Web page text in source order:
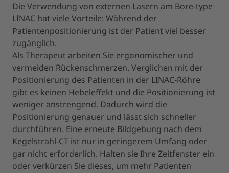
Die Verwendung von externen Lasern am Bore-type
LINAC hat viele Vorteile: Während der
Patientenpositionierung ist der Patient viel besser
zugänglich.
Als Therapeut arbeiten Sie ergonomischer und
vermeiden Rückenschmerzen. Verglichen mit der
Positionierung des Patienten in der LINAC-Röhre
gibt es keinen Hebeleffekt und die Positionierung ist
weniger anstrengend. Dadurch wird die
Positionierung genauer und lässt sich schneller
durchführen. Eine erneute Bildgebung nach dem
Kegelstrahl-CT ist nur in geringerem Umfang oder
gar nicht erforderlich. Halten sie Ihre Zeitfenster ein
oder verkürzen Sie dieses, um mehr Patienten